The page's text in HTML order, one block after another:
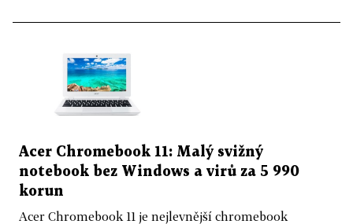
Acer Chromebook 11: Malý svižný
notebook bez Windows a virů za 5 990
korun
Acer Chromebook 11 je nejlevnější chromebook